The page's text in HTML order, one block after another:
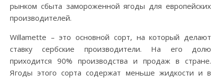
рынком сбыта замороженной ягоды для европейских
производителей.
Willamette – это основной сорт, на который делают
ставку сербские производители. На его долю
приходится 90% производства и продаж в стране.
Ягоды этого сорта содержат меньше жидкости и в